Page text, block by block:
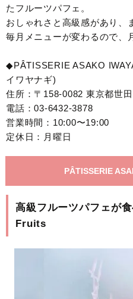
たフルーツパフェ。
おしゃれさと高級感があり、
毎月メニューが変わるので、
◆PÂTISSERIE ASAKO
イワヤナギ)
住所：〒158-0082 東京都世
電話：03-6432-3878
営業時間：10:00〜19:00
定休日：月曜日
PÂTISSERIE
高級フルーツパフェが
Fruits